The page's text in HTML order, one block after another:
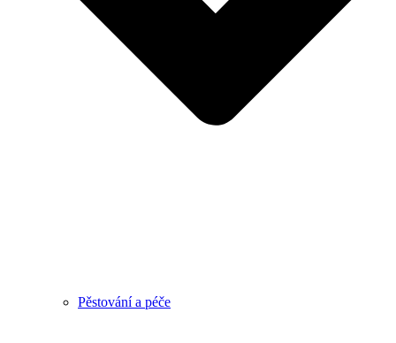
Pěstování a péče